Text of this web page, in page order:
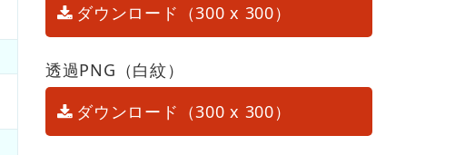
ダウンロード（300 x 300）
透過PNG（白紋）
ダウンロード（300 x 300）